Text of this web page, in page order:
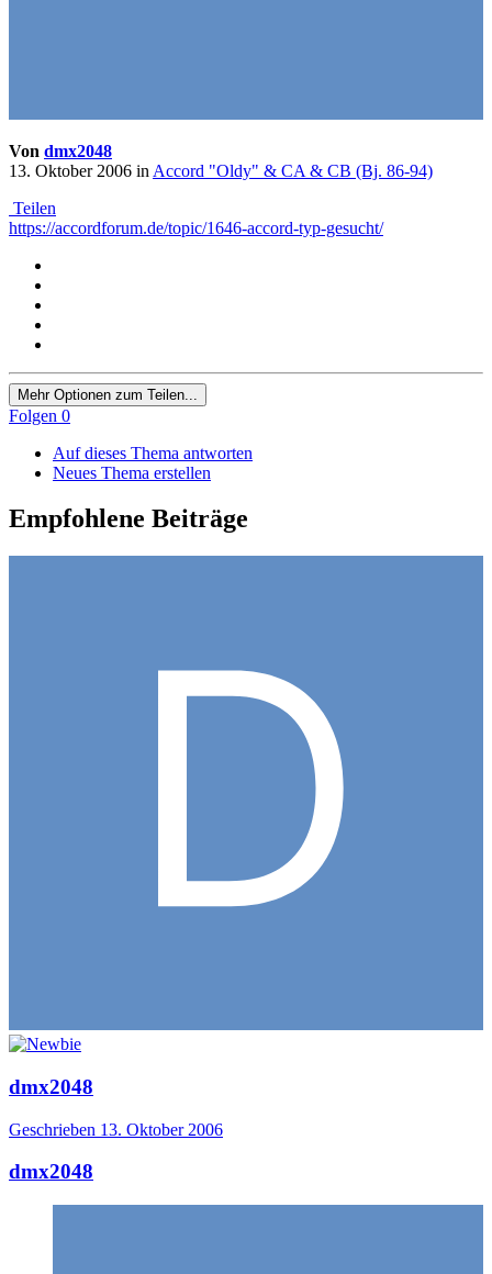
Von dmx2048
13. Oktober 2006 in Accord "Oldy" & CA & CB (Bj. 86-94)
Teilen
https://accordforum.de/topic/1646-accord-typ-gesucht/
Mehr Optionen zum Teilen...
Folgen 0
Auf dieses Thema antworten
Neues Thema erstellen
Empfohlene Beiträge
dmx2048
Geschrieben 13. Oktober 2006
dmx2048